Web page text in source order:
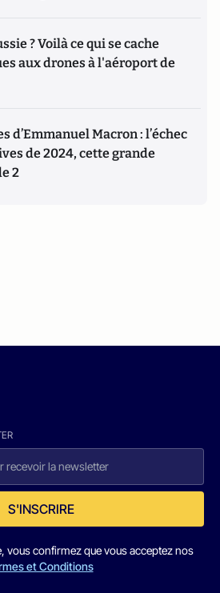
? Voilà ce qui se cache
aux drones à l'aéroport de
d’Emmanuel Macron : l’échec
de 2024, cette grande
2
S'INSCRIRE
vous confirmez que vous acceptez nos
et Conditions